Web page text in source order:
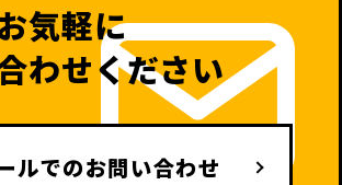
気軽に
わせください
ルでのお問い合わせ